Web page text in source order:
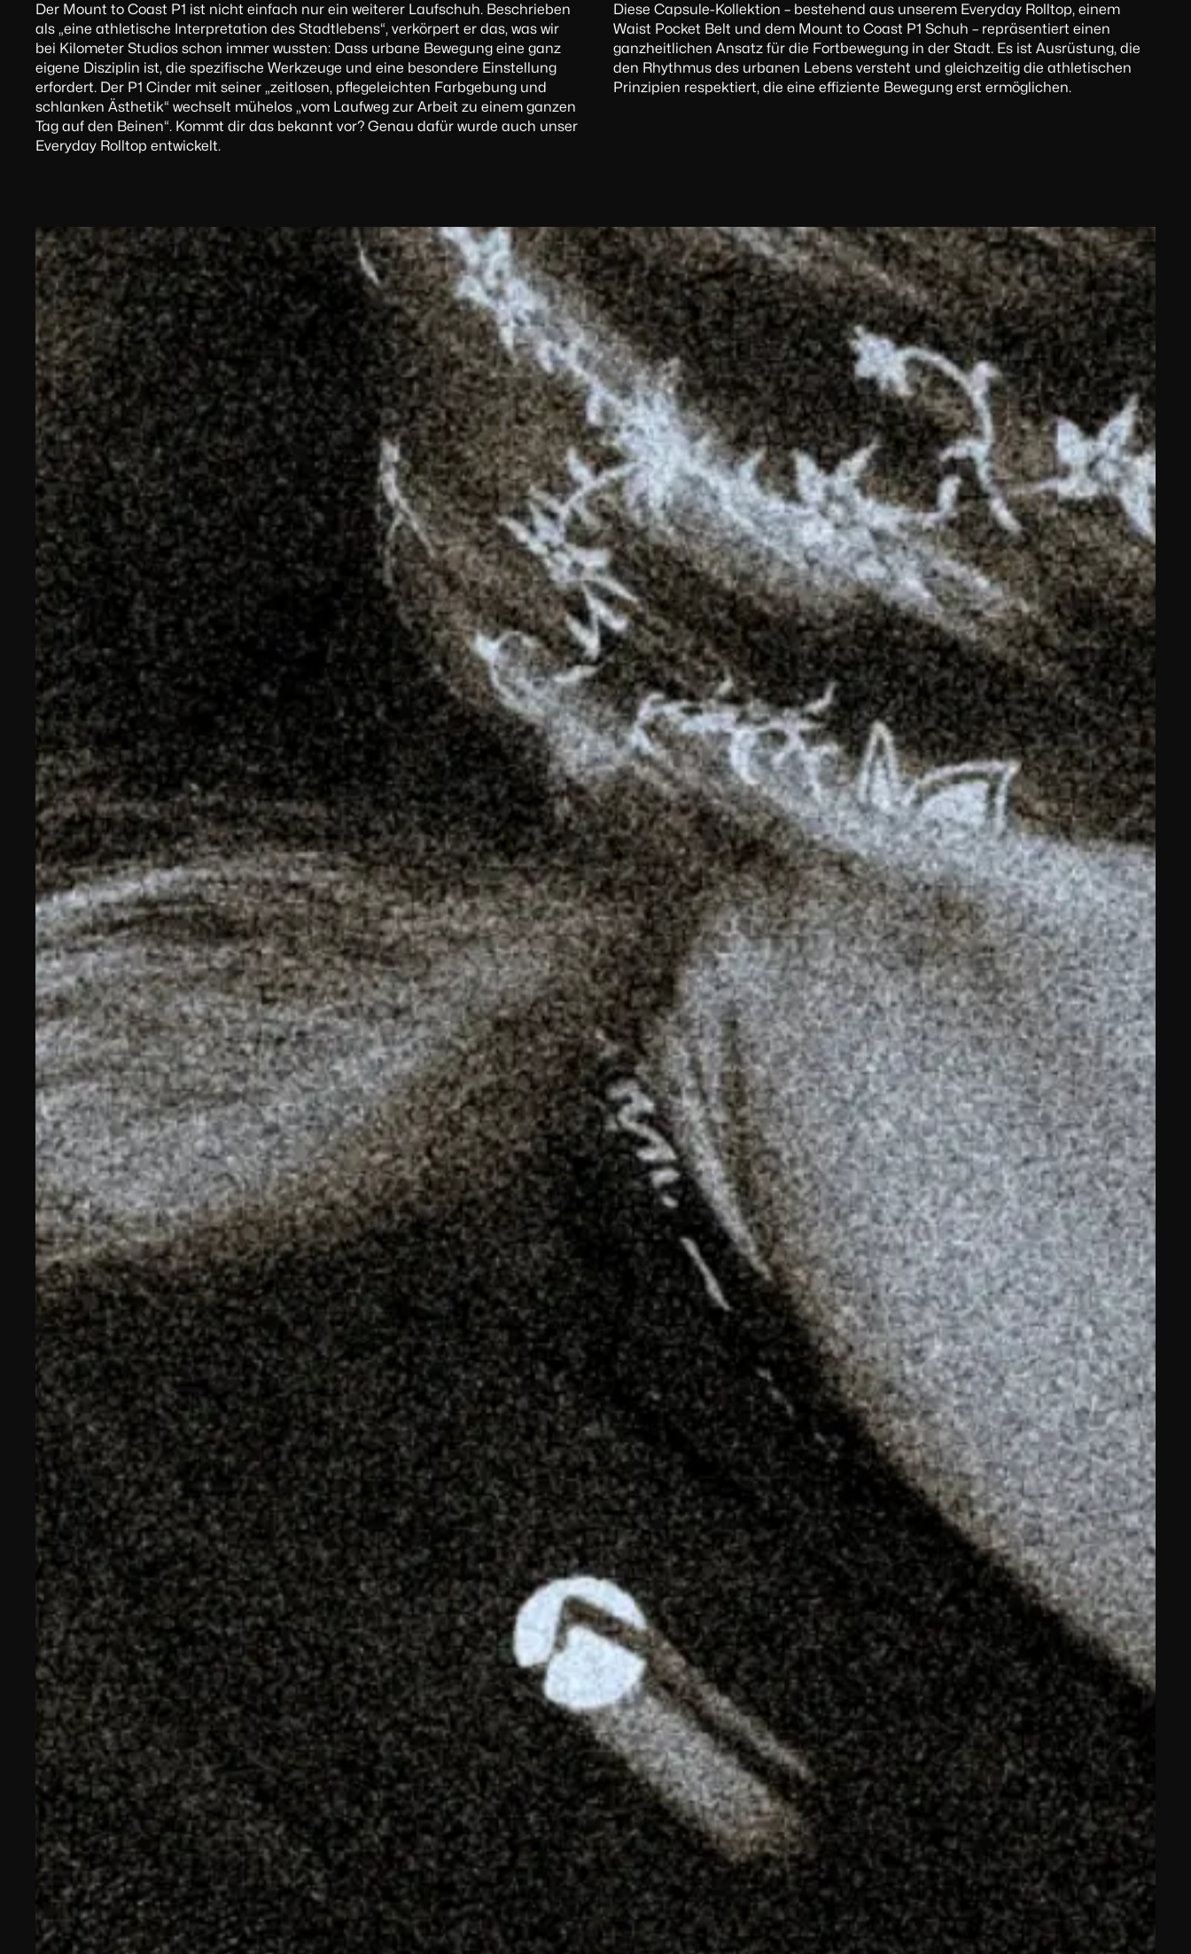
Der Mount to Coast P1 ist nicht einfach nur ein weiterer Laufschuh. Beschrieben
als „eine athletische Interpretation des Stadtlebens“, verkörpert er das, was wir
bei Kilometer Studios schon immer wussten: Dass urbane Bewegung eine ganz
eigene Disziplin ist, die spezifische Werkzeuge und eine besondere Einstellung
erfordert. Der P1 Cinder mit seiner „zeitlosen, pflegeleichten Farbgebung und
schlanken Ästhetik“ wechselt mühelos „vom Laufweg zur Arbeit zu einem ganzen
Tag auf den Beinen“. Kommt dir das bekannt vor? Genau dafür wurde auch unser
Everyday Rolltop entwickelt.
Diese Capsule-Kollektion – bestehend aus unserem Everyday Rolltop, einem
Waist Pocket Belt und dem Mount to Coast P1 Schuh – repräsentiert einen
ganzheitlichen Ansatz für die Fortbewegung in der Stadt. Es ist Ausrüstung, die
den Rhythmus des urbanen Lebens versteht und gleichzeitig die athletischen
Prinzipien respektiert, die eine effiziente Bewegung erst ermöglichen.